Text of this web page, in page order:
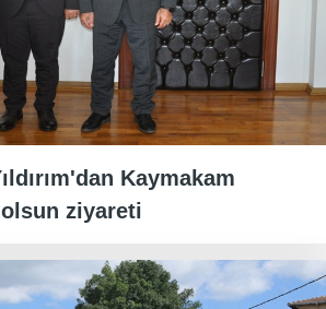
Kaymakam
olsun ziyareti